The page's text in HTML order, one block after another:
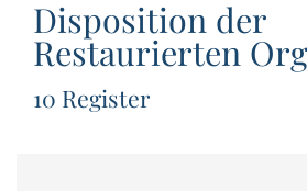
Disposition der
Restaurierten
10 Register